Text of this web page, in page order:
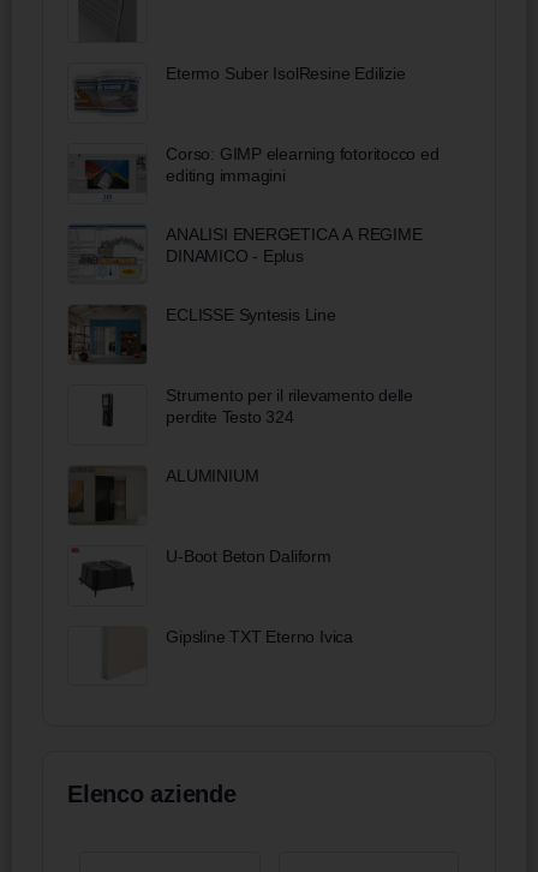
Etermo Suber IsolResine Edilizie
Corso: GIMP elearning fotoritocco ed
editing immagini
ANALISI ENERGETICA A REGIME
DINAMICO - Eplus
ECLISSE Syntesis Line
Strumento per il rilevamento delle
perdite Testo 324
ALUMINIUM
U-Boot Beton Daliform
Gipsline TXT Eterno Ivica
Elenco aziende